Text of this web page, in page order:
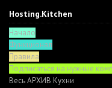
Hosting.Kitchen
Начало
Функционал
Правила
Подписаться на нужные
Весь АРХИВ Кухни